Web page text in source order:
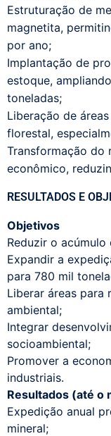
Estruturação de
magnetita,
por ano;
Implantação de
estoque,
toneladas;
Liberação de
florestal,
Transformação do
econômico,
RESULTADOS E
Objetivos
Reduzir o
Expandir a
para 780 mil
Liberar áreas para
ambiental;
Integrar
socioambiental;
Promover a
industriais.
Resultados (até o
Expedição anual
mineral;